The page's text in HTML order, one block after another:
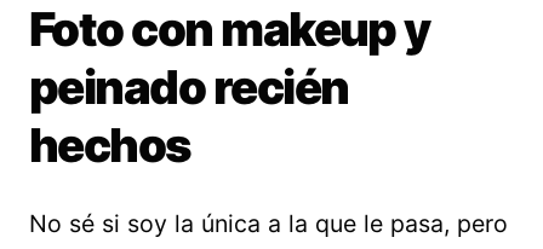
Foto con makeup y
peinado recién
hechos
No sé si soy la única a la que le pasa, pero